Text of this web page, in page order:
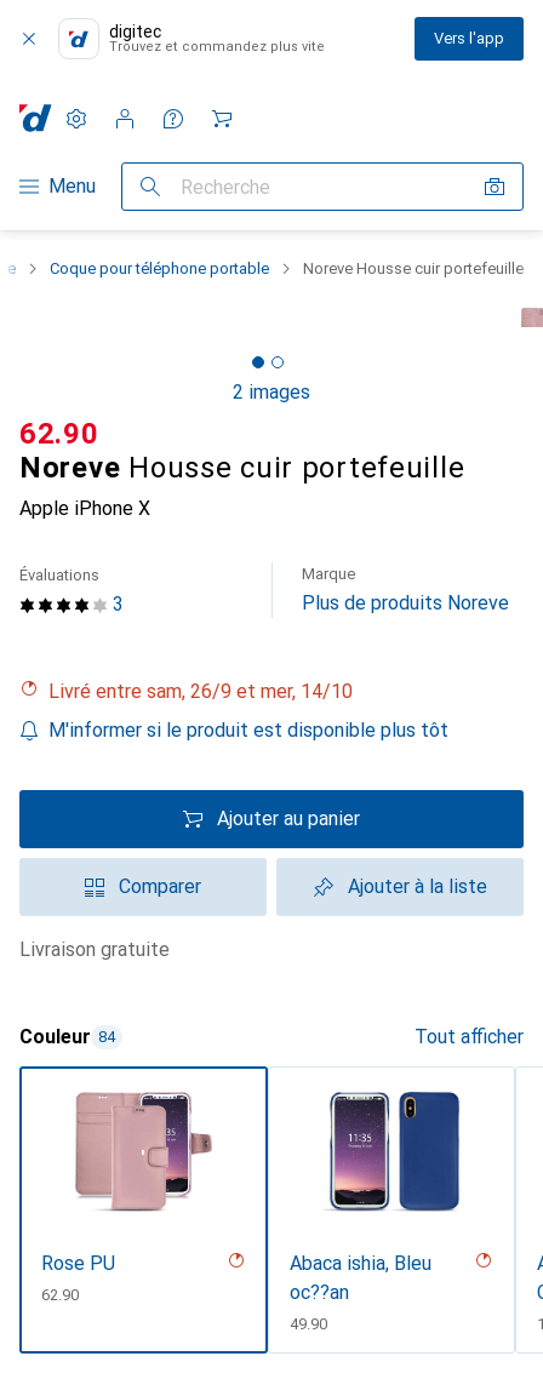
digitec
Trouvez et commandez plus vite Vers l'app
Navigation par catégorie
Menu Recherche
Paramètres
Compte client
Listes de comparaison
Listes d'envies
Panier
Coque pour téléphone portable Noreve Housse cuir portefeuille
2 images
Noreve Housse cuir portefeuille
Apple iPhone X
CHF
62.90
3
Évaluations Marque
Plus de produits Noreve
Livré entre sam, 26/9 et mer, 14/10
M'informer si le produit est disponible plus tôt
Ajouter au panier
Comparer Ajouter à la liste
livraison gratuite
Couleur 84 Tout afficher
Rose PU
CHF
62.90
Abaca ishia, Bleu
oc??an
CHF
49.90